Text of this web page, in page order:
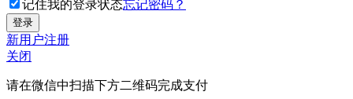
记住我的登录状态忘记密码？
新用户注册
关闭
请在微信中扫描下方二维码完成支付